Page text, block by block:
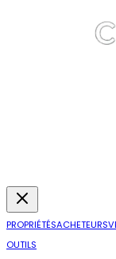
PROPRIÉTÉSACHETEURS
OUTILS